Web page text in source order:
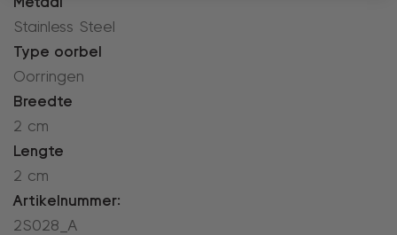
Stainless Steel
Type oorbel
Oorringen
Breedte
2 cm
Lengte
2 cm
Artikelnummer:
2S028_A